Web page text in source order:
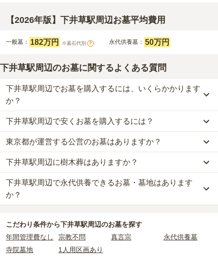
【2026年版】下井草駅周辺お墓平均費用
一般墓： 182万円 ※墓石代別 ? 永代供養墓： 50万円
下井草駅周辺のお墓に関するよくある質問
下井草駅周辺でお墓を購入するには、いくらかかります
か？
下井草駅周辺での購入費用の目安は、一般墓が約349万円、永代供
養墓が約50万円です。
一般墓を建てる場合は、「永代使用料（土地代）」と「墓石代」の
2つが主な費用となります。
下井草駅周辺の一般墓の永代使用料の平均は
で、墓石代は
さ・素材によって変わります。
樹木葬・納骨堂・永代供養墓は、基本的に墓石代がかからず、永代
なお、お墓によっては以下の費用が別途かかる場合があります。
・開眼法要の費用：お墓を新しく建てた際に行う儀式のための費
用。僧侶に渡すお布施がかかります。
下井草駅周辺で安くお墓を購入するには？
下井草駅周辺で一番安価なお墓は、観蔵院墓苑の 永代供養墓
50
万円からお求めいただけます。
一般的に最も費用を抑えられるのは、他の方のご遺骨と一緒に埋葬
する「合祀墓（ごうしぼ）」と呼ばれるタイプです。個別のお墓に
比べて省スペースで管理の手間がかからないため、費用が安く設定
されています。
価格の目安は、1名あたり5万円〜30万円程度です。
下井草駅周辺で安価なお墓を探したい場合は、
替えてお墓を探すのがおすすめです。
東京都が運営する公営のお墓はありますか？
下井草駅周辺には、公営の霊園の掲載がありません。
一方で、東京都内には、県または市区町村が運営する公営の霊園が
16件あります。
公営霊園は民営の霊園と異なり、契約にあたって応募資格が設けら
主な条件として、遺骨がすでにある、該当の市区町村に一定年数以
上住んでいるなどが挙げられます。
条件を満たさない場合は、申し込み自体ができないことも多いた
下井草駅周辺に樹木葬はありますか？
下井草駅周辺には、樹木葬の掲載がありません。
自然葬をお考えの場合は、海洋散骨もご検討ください。
下井草駅周辺で永代供養できるお墓・墓地はあります
か？
詳しくは、下井草駅周辺の永代供養の一覧をご覧ください。
こだわり条件から下井草駅周辺のお墓を探す
年間管理費なし
宗教不問 真言宗
永代供養墓
寺院墓地
1人用区画あり